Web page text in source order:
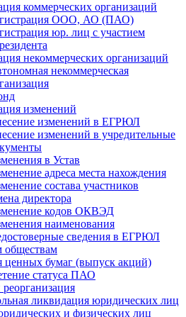
коммерческих организаций
ООО, АО (ПАО)
юр. лиц с участием
некоммерческих организаций
некоммерческая
изменений
изменений в ЕГРЮЛ
изменений в учредительные
в Устав
адреса места нахождения
состава участников
директора
кодов ОКВЭД
наименования
сведения в ЕГРЮЛ
ценных бумаг (выпуск акций)
статуса ПАО
ликвидация юридических лиц
и физических лиц